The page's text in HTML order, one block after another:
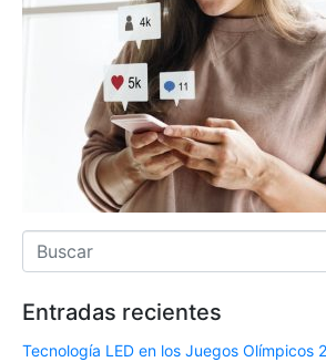
Entradas recientes
Tecnología LED en los Juegos Olímpicos